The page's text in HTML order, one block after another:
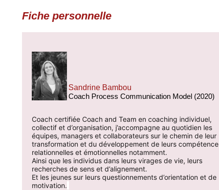
Fiche personnelle
Sandrine Bambou
Coach Process Communication Model (2020)
Coach certifiée Coach and Team en coaching individuel,
collectif et d’organisation, j’accompagne au quotidien les
équipes, managers et collaborateurs sur le chemin de leur
transformation et du développement de leurs
relationnelles et émotionnelles notamment.
Ainsi que les individus dans leurs virages de vie, leurs
recherches de sens et d’alignement.
Et les jeunes sur leurs questionnements d’orientation et de
motivation.